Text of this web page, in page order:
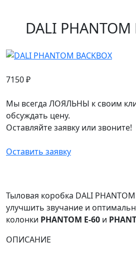
DALI PHANTOM
7150₽
Мы всегда ЛОЯЛЬНЫ к своим
обсуждать цену.
Оставляйте заявку или звоните!
Оставить заявку
Тыловая коробка DALI
улучшить звучание и
колонки PHANTOM E-60 и
ОПИСАНИЕ